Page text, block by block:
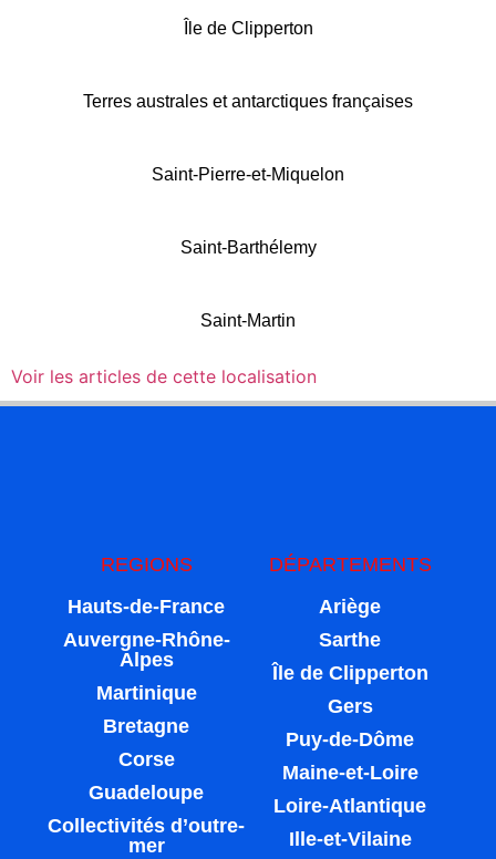
Île de Clipperton
Terres australes et antarctiques françaises
Saint-Pierre-et-Miquelon
Saint-Barthélemy
Saint-Martin
Voir les articles de cette localisation
REGIONS
Hauts-de-France
Auvergne-Rhône-
Alpes
Martinique
Bretagne
Corse
Guadeloupe
Collectivités d’outre-
mer
DÉPARTEMENTS
Ariège
Sarthe
Île de Clipperton
Gers
Puy-de-Dôme
Maine-et-Loire
Loire-Atlantique
Ille-et-Vilaine